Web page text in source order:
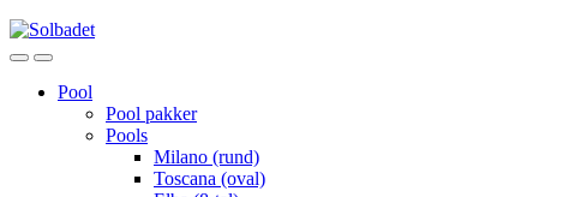
OpenClose
Pool
Pool pakker
Pools
Milano (rund)
Toscana (oval)